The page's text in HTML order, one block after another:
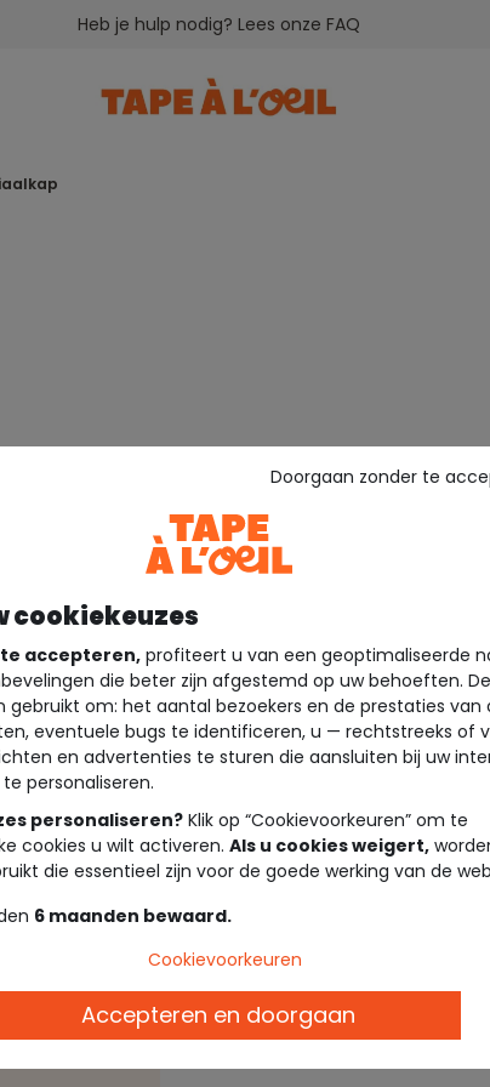
Heb je hulp nodig? Lees onze FAQ
Beschrijving
Ref. 91603_02271
cookiekeuzes
accepteren,profiteert u van een geoptimaliseerde
die beter zijn afgestemd op uw behoeften.
gebruikt om: het aantal bezoekers en de prestaties van
eventuele bugs te identificeren, u — rechtstreeks of
en advertenties te sturen die aansluiten bij uw
personaliseren.
personaliseren? Klik op “Cookievoorkeuren” om te
cookies u wilt activeren. Als u cookies weigert,
die essentieel zijn voor de goede werking van de
6 maanden bewaard.
Doorgaan zonder te
Cookievoorkeuren
Accepteren en doorgaan